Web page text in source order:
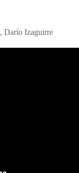
Darío Izaguirre